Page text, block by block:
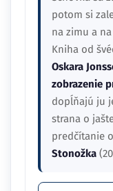
potom si
na zimu a
Kniha od
Oskara
zobrazenie
dopĺňajú ju
strana o
predčítanie
Stonožka